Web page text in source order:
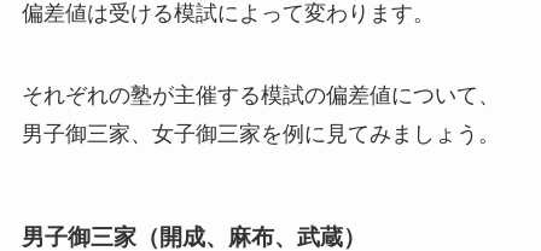
偏差値は受ける模試によって変わります。
それぞれの塾が主催する模試の偏差値について、
男子御三家、女子御三家を例に見てみましょう。
男子御三家（開成、麻布、武蔵）